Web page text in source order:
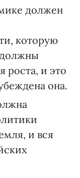
должен
которую
роста, и это
она.
и вся